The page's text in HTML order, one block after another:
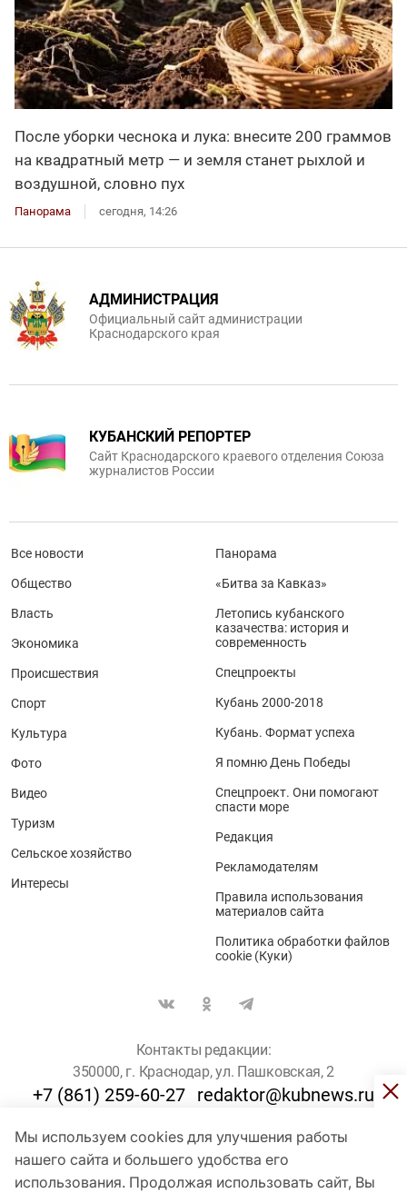
После уборки чеснока и лука: внесите 200 граммов
на квадратный метр — и земля станет рыхлой и
воздушной, словно пух
Панорама сегодня, 14:26
Мы используем cookies для улучшения работы
нашего сайта и большего удобства его
использования. Продолжая использовать сайт, Вы
АДМИНИСТРАЦИЯ
Официальный сайт администрации
Краснодарского края
КУБАНСКИЙ РЕПОРТЕР
Сайт Краснодарского краевого отделения Союза
журналистов России
Все новости
Общество
Власть
Экономика
Происшествия
Спорт
Культура
Фото
Видео
Туризм
Сельское хозяйство
Интересы
Панорама
«Битва за Кавказ»
Летопись кубанского
казачества: история и
современность
Спецпроекты
Кубань 2000-2018
Кубань. Формат успеха
Я помню День Победы
Спецпроект. Они помогают
спасти море
Редакция
Рекламодателям
Правила использования
материалов сайта
Политика обработки файлов
cookie (Куки)
Контакты редакции:
350000, г. Краснодар, ул. Пашковская, 2
+7 (861) 259-60-27 redaktor@kubnews.ru
Для пользователей старше 16 лет
© Кубанские Новости, 2017